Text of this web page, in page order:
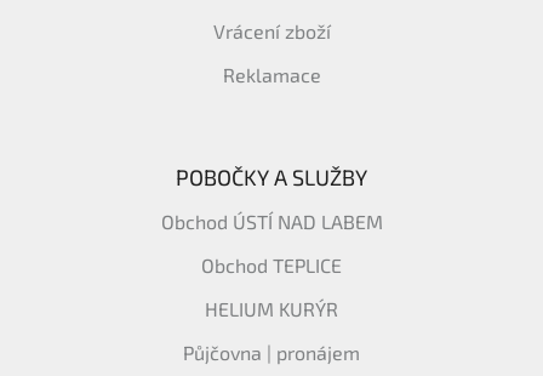
Vrácení zboží
Reklamace
POBOČKY A SLUŽBY
Obchod ÚSTÍ NAD LABEM
Obchod TEPLICE
HELIUM KURÝR
Půjčovna | pronájem